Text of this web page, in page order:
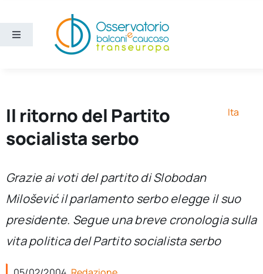
contenuto
Toggle
Ricerca e divulgazione
Sezioni
Chi siamo
per:
Il ritorno del Partito
socialista serbo
Ita
Grazie ai voti del partito di Slobodan
Milošević il parlamento serbo elegge il suo
presidente. Segue una breve cronologia sulla
vita politica del Partito socialista serbo